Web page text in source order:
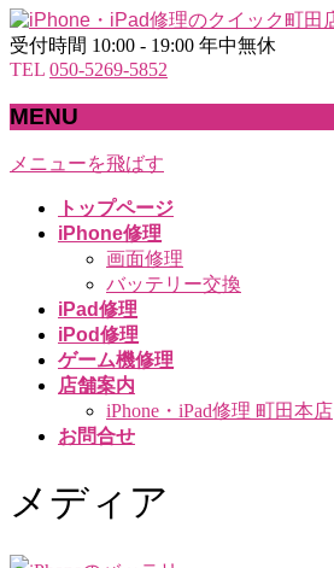
受付時間 10:00 - 19:00 年中無休
TEL 050-5269-5852
MENU
メニューを飛ばす
トップページ
iPhone修理
画面修理
バッテリー交換
iPad修理
iPod修理
ゲーム機修理
店舗案内
iPhone・iPad修理 町田本店
お問合せ
メディア